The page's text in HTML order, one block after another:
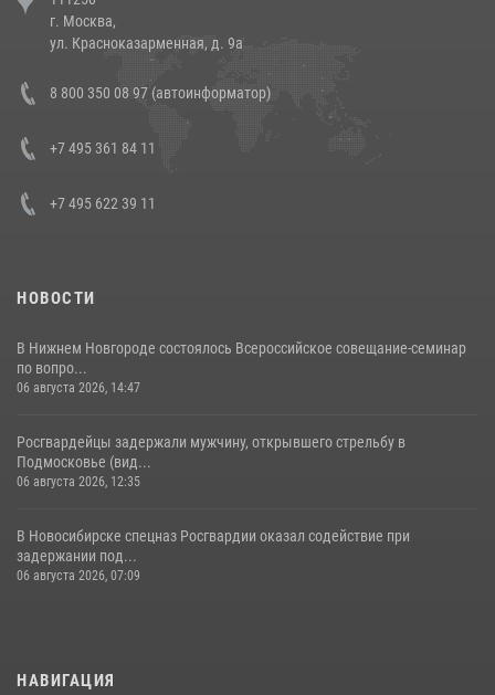
14 июля 2026, 12:20
В Росгвардии прошла военно-научная конференция по обобщению
боевого опыта
г. Москва,
ул. Красноказарменная, д. 9а
8 800 350 08 97 (автоинформатор)
+7 495 361 84 11
+7 495 622 39 11
НОВОСТИ
В Нижнем Новгороде состоялось Всероссийское совещание-семинар
по вопро...
06 августа 2026, 14:47
Росгвардейцы задержали мужчину, открывшего стрельбу в
Подмосковье (вид...
06 августа 2026, 12:35
В Новосибирске спецназ Росгвардии оказал содействие при
задержании под...
06 августа 2026, 07:09
НАВИГАЦИЯ